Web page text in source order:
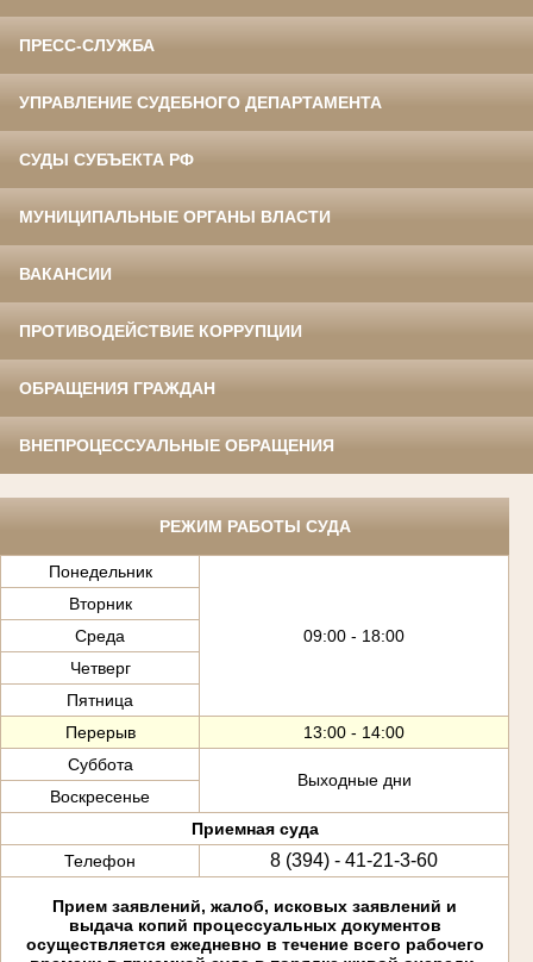
ПРЕСС-СЛУЖБА
УПРАВЛЕНИЕ СУДЕБНОГО ДЕПАРТАМЕНТА
СУДЫ СУБЪЕКТА РФ
МУНИЦИПАЛЬНЫЕ ОРГАНЫ ВЛАСТИ
ВАКАНСИИ
ПРОТИВОДЕЙСТВИЕ КОРРУПЦИИ
ОБРАЩЕНИЯ ГРАЖДАН
ВНЕПРОЦЕССУАЛЬНЫЕ ОБРАЩЕНИЯ
РЕЖИМ РАБОТЫ СУДА
Понедельник
09:00 - 18:00
Вторник
Среда
Четверг
Пятница
Перерыв
13:00 - 14:00
Суббота
Выходные дни
Воскресенье
Приемная суда
Телефон
8 (394) - 41-21-3-60
Прием заявлений, жалоб, исковых заявлений и
выдача копий процессуальных документов
осуществляется ежедневно в течение всего рабочего